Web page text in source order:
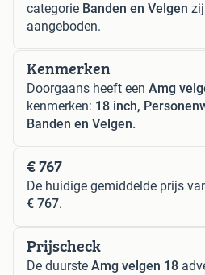
categorie Banden en Velgen
aangeboden.
Kenmerken
Doorgaans heeft een Amg
kenmerken: 18 inch,
Banden en Velgen.
€ 767
De huidige gemiddelde prijs
€ 767.
Prijscheck
De duurste Amg velgen 18